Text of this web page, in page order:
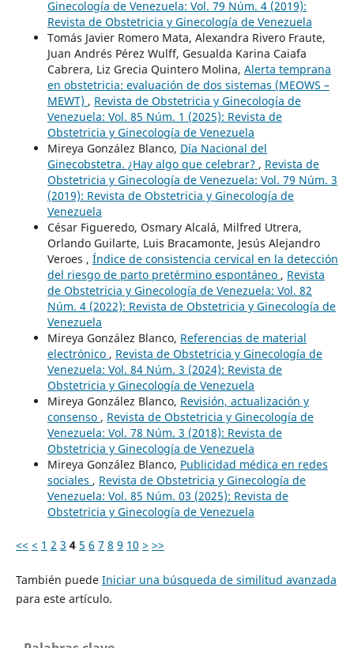
Ginecología de Venezuela: Vol. 79 Núm. 4 (2019):
Revista de Obstetricia y Ginecología de Venezuela
Tomás Javier Romero Mata, Alexandra Rivero Fraute,
Juan Andrés Pérez Wulff, Gesualda Karina Caiafa
Cabrera, Liz Grecia Quintero Molina, Alerta temprana
en obstetricia: evaluación de dos sistemas (MEOWS –
MEWT) , Revista de Obstetricia y Ginecología de
Venezuela: Vol. 85 Núm. 1 (2025): Revista de
Obstetricia y Ginecología de Venezuela
Mireya González Blanco, Día Nacional del
Ginecobstetra. ¿Hay algo que celebrar? , Revista de
Obstetricia y Ginecología de Venezuela: Vol. 79 Núm. 3
(2019): Revista de Obstetricia y Ginecología de
Venezuela
César Figueredo, Osmary Alcalá, Milfred Utrera,
Orlando Guilarte, Luis Bracamonte, Jesús Alejandro
Veroes , Índice de consistencia cervical en la detección
del riesgo de parto pretérmino espontáneo , Revista
de Obstetricia y Ginecología de Venezuela: Vol. 82
Núm. 4 (2022): Revista de Obstetricia y Ginecología de
Venezuela
Mireya González Blanco, Referencias de material
electrónico , Revista de Obstetricia y Ginecología de
Venezuela: Vol. 84 Núm. 3 (2024): Revista de
Obstetricia y Ginecología de Venezuela
Mireya González Blanco, Revisión, actualización y
consenso , Revista de Obstetricia y Ginecología de
Venezuela: Vol. 78 Núm. 3 (2018): Revista de
Obstetricia y Ginecología de Venezuela
Mireya González Blanco, Publicidad médica en redes
sociales , Revista de Obstetricia y Ginecología de
Venezuela: Vol. 85 Núm. 03 (2025): Revista de
Obstetricia y Ginecología de Venezuela
<< < 1 2 3 4 5 6 7 8 9 10 > >>
También puede Iniciar una búsqueda de similitud avanzada
para este artículo.